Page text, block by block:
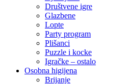
Društvene igre
Glazbene
Lopte
Party program
Plišanci
Puzzle i kocke
Igračke – ostalo
Osobna higijena
Brijanje